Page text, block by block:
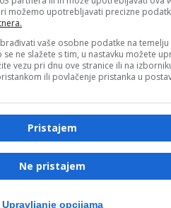
zvijezde
a: Rimac potpisao saglasnost
Palestine: “Samo je pitanje
2 miliona ljudi u Japanu zbog
možemo upotrebljavati precizne
vaše osobne podatke na temelju
ne slažete s tim, u nastavku možete
vezu pri dnu ove stranice ili na
ili povlačenje pristanka u
Pristajem
Ne pristajem
Upravljanje opcijama